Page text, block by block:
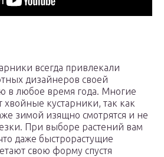
всегда привлекали
дизайнеров своей
в любое время года. Многие
кустарники, так как
зимой изящно смотрятся и не
При выборе растений вам
даже быстрорастущие
свою форму спустя